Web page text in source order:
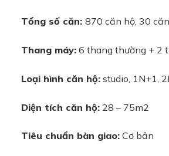
Tổng số căn: 870 căn hộ, 30
Thang máy:6 thang thường + 2
Loại hình căn hộ:studio, 1N+1,
Diện tích căn hộ:28 – 75m2
Tiêu chuẩn bàn giao:Cơ bản